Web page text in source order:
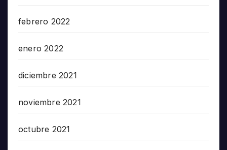
febrero 2022
enero 2022
diciembre 2021
noviembre 2021
octubre 2021